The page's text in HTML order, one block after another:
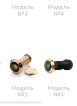
Модель
№3
Модель
№4
Модель
№3
Модель
№4